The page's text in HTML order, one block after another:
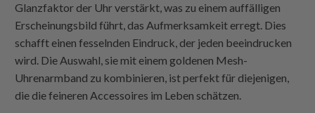
Glanzfaktor der Uhr verstärkt, was zu einem auffälligen
Erscheinungsbild führt, das Aufmerksamkeit erregt. Dies
schafft einen fesselnden Eindruck, der jeden beeindrucken
wird. Die Auswahl, sie mit einem goldenen Mesh-
Uhrenarmband zu kombinieren, ist perfekt für diejenigen,
die die feineren Accessoires im Leben schätzen.